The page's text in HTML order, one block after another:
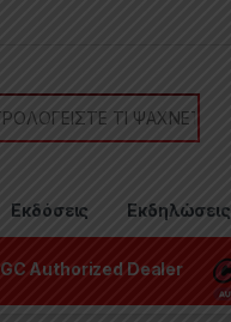
Εκδόσεις Εκδηλώσεις
Authorized Dealer